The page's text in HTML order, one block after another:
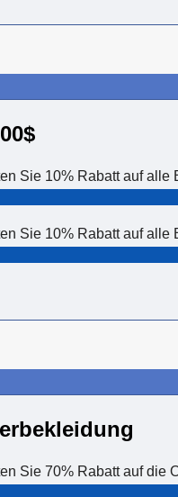
Sie 10% Rabatt auf alle
Sie 10% Rabatt auf alle
Sie 70% Rabatt auf die